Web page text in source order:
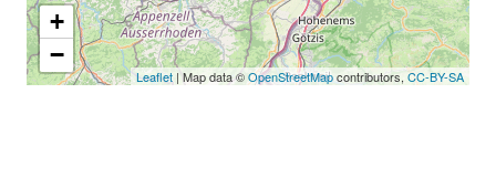
+
−
Leaflet | Map data ©OpenStreetMapcontributors, CC-BY-SA